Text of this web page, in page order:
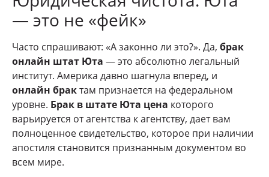
— это не «фейк»
Часто спрашивают: «А законно ли это?». Да, брак
онлайн штат Юта — это абсолютно легальный
институт. Америка давно шагнула вперед, и
онлайн брактам признается на федеральном
уровне. Брак в штате Юта цена которого
варьируется от агентства к агентству, дает вам
полноценное свидетельство, которое при наличии
апостиля становится признанным документом во
всем мире.